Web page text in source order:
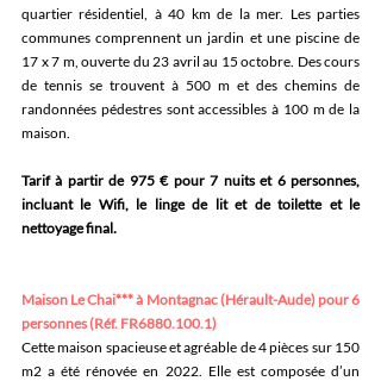
quartier résidentiel, à 40 km de la mer. Les parties
communes comprennent un jardin et une piscine de
17 x 7 m, ouverte du 23 avril au 15 octobre. Des cours
de tennis se trouvent à 500 m et des chemins de
randonnées pédestres sont accessibles à 100 m de la
maison.
Tarif à partir de 975 € pour 7 nuits et 6 personnes,
incluant le Wifi, le linge de lit et de toilette et le
nettoyage final.
Maison Le Chai*** à Montagnac (Hérault-Aude) pour 6
personnes (Réf. FR6880.100.1)
Cette maison spacieuse et agréable de 4 pièces sur 150
m2 a été rénovée en 2022. Elle est composée d’un